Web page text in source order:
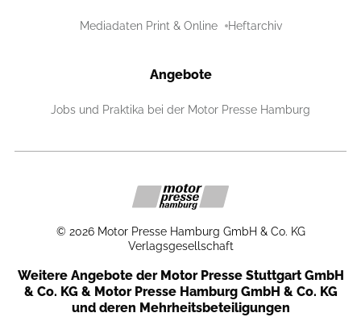
Mediadaten Print & Online Heftarchiv
Angebote
Jobs und Praktika bei der Motor Presse Hamburg
© 2026 Motor Presse Hamburg GmbH & Co. KG
Verlagsgesellschaft
Weitere Angebote der Motor Presse Stuttgart GmbH
& Co. KG & Motor Presse Hamburg GmbH & Co. KG
und deren Mehrheitsbeteiligungen